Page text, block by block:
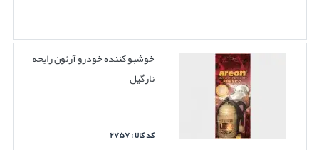
خوشبو کننده خودرو آرئون رایحه
نارگیل
کد کالا : ۲۷۵۷